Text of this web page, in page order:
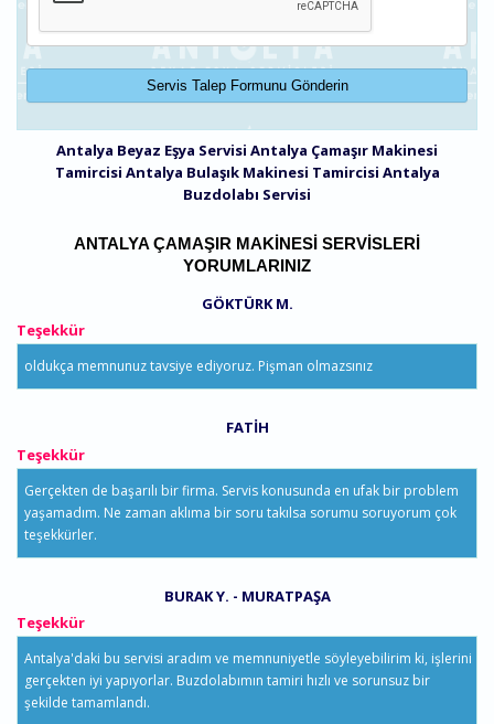
Antalya Beyaz Eşya Servisi Antalya Çamaşır Makinesi
Tamircisi Antalya Bulaşık Makinesi Tamircisi Antalya
Buzdolabı Servisi
ANTALYA ÇAMAŞIR MAKINESI SERVISLERI
YORUMLARINIZ
GÖKTÜRK M.
Teşekkür
oldukça memnunuz tavsiye ediyoruz. Pişman olmazsınız
FATIH
Teşekkür
Gerçekten de başarılı bir firma. Servis konusunda en ufak bir problem
yaşamadım. Ne zaman aklıma bir soru takılsa sorumu soruyorum çok
teşekkürler.
BURAK Y. - MURATPAŞA
Teşekkür
Antalya'daki bu servisi aradım ve memnuniyetle söyleyebilirim ki, işlerini
gerçekten iyi yapıyorlar. Buzdolabımın tamiri hızlı ve sorunsuz bir
şekilde tamamlandı.